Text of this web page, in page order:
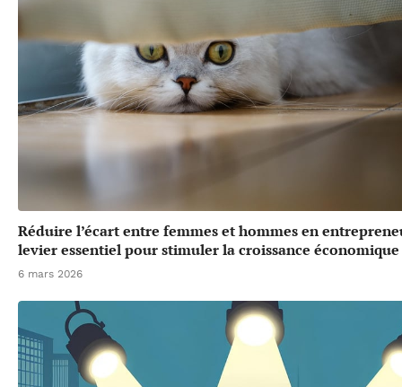
Réduire l’écart entre femmes et hommes en
levier essentiel pour stimuler la croissance économique
6 mars 2026